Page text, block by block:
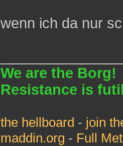
wenn ich da nur
We are the Borg!
Resistance is
the hellboard - join
maddin.org - Full